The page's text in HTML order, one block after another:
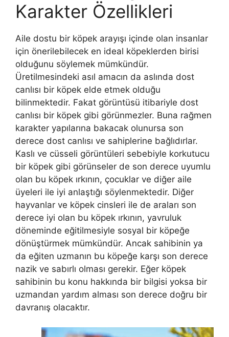
Karakter Özellikleri
Aile dostu bir köpek arayışı içinde olan insanlar
için önerilebilecek en ideal köpeklerden birisi
olduğunu söylemek mümkündür.
Üretilmesindeki asıl amacın da aslında dost
canlısı bir köpek elde etmek olduğu
bilinmektedir. Fakat görüntüsü itibariyle dost
canlısı bir köpek gibi görünmezler. Buna rağmen
karakter yapılarına bakacak olunursa son
derece dost canlısı ve sahiplerine bağlıdırlar.
Kaslı ve cüsseli görüntüleri sebebiyle korkutucu
bir köpek gibi görünseler de son derece uyumlu
olan bu köpek ırkının, çocuklar ve diğer aile
üyeleri ile iyi anlaştığı söylenmektedir. Diğer
hayvanlar ve köpek cinsleri ile de araları son
derece iyi olan bu köpek ırkının, yavruluk
döneminde eğitilmesiyle sosyal bir köpeğe
dönüştürmek mümkündür. Ancak sahibinin ya
da eğiten uzmanın bu köpeğe karşı son derece
nazik ve sabırlı olması gerekir. Eğer köpek
sahibinin bu konu hakkında bir bilgisi yoksa bir
uzmandan yardım alması son derece doğru bir
davranış olacaktır.